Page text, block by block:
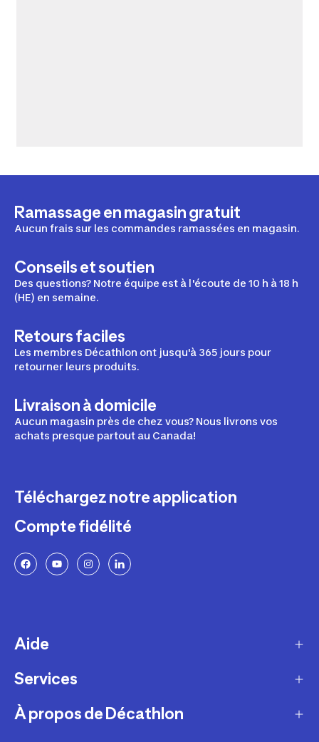
Ramassage en magasin gratuit
Aucun frais sur les commandes ramassées en magasin.
Conseils et soutien
Des questions? Notre équipe est à l'écoute de 10 h à 18 h
(HE) en semaine.
Retours faciles
Les membres Décathlon ont jusqu'à 365 jours pour
retourner leurs produits.
Livraison à domicile
Aucun magasin près de chez vous? Nous livrons vos
achats presque partout au Canada!
Téléchargez notre application
Compte fidélité
Aide
Livraison
Retours et échanges
Services
Programme de fidélité
À propos de Décathlon